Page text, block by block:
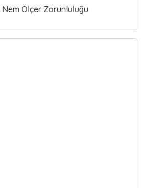
Nem Ölçer Zorunluluğu